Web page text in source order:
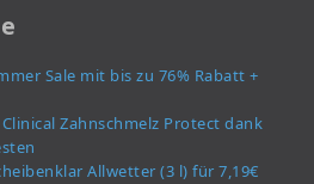
Sale mit bis zu 76% Rabatt +
Zahnschmelz Protect dank
Allwetter (3 l) für 7,19€